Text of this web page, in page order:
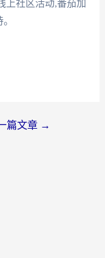
上社区活动,番茄加
篇文章 →